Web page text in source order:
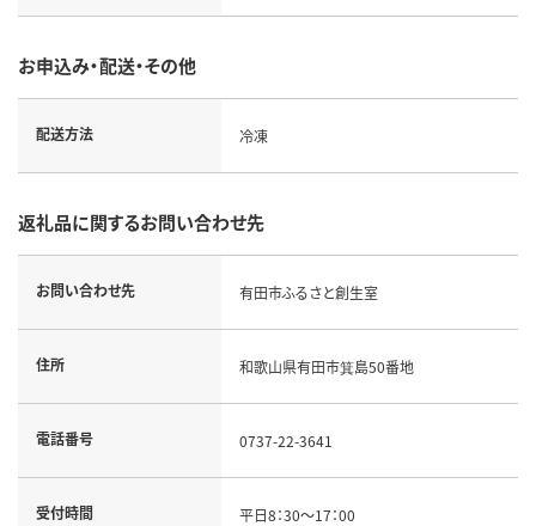
お申込み・配送・その他
配送方法 冷凍
返礼品に関するお問い合わせ先
お問い合わせ先 有田市ふるさと創生室
住所 和歌山県有田市箕島50番地
電話番号 0737-22-3641
受付時間 平日8：30～17：00